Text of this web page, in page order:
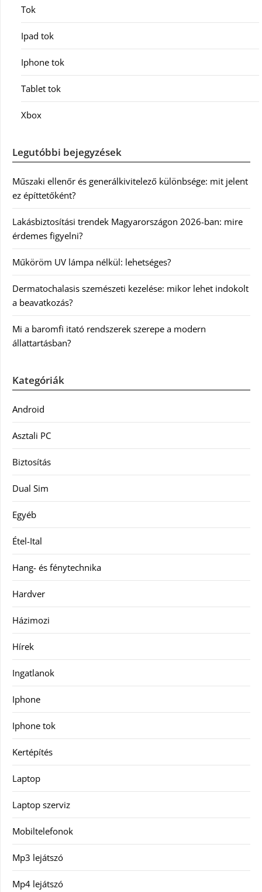
Tok
Ipad tok
Iphone tok
Tablet tok
Xbox
Legutóbbi bejegyzések
Műszaki ellenőr és generálkivitelező különbsége: mit jelent
ez építtetőként?
Lakásbiztosítási trendek Magyarországon 2026-ban: mire
érdemes figyelni?
Műköröm UV lámpa nélkül: lehetséges?
Dermatochalasis szemészeti kezelése: mikor lehet indokolt
a beavatkozás?
Mi a baromfi itató rendszerek szerepe a modern
állattartásban?
Kategóriák
Android
Asztali PC
Biztosítás
Dual Sim
Egyéb
Étel-Ital
Hang- és fénytechnika
Hardver
Házimozi
Hírek
Ingatlanok
Iphone
Iphone tok
Kertépítés
Laptop
Laptop szerviz
Mobiltelefonok
Mp3 lejátszó
Mp4 lejátszó